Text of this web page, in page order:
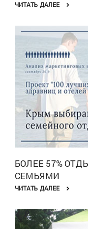
ЧИТАТЬ ДАЛЕЕ
БОЛЕЕ 57%
СЕМЬЯМИ
ЧИТАТЬ ДАЛЕЕ